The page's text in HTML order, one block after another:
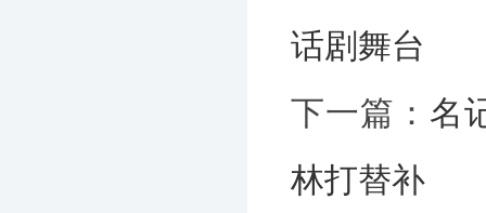
话剧舞台
下一篇： 名
林打替补